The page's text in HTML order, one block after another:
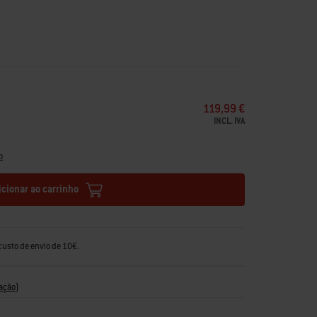
119,99 €
INCL. IVA
ao carrinho
de envio de 10€.
)